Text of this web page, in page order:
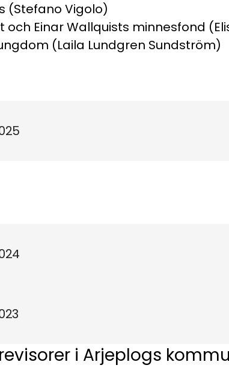
(Stefano Vigolo)
och Einar Wallquists minnesfond
(Laila Lundgren Sundström)
i Arjeplogs